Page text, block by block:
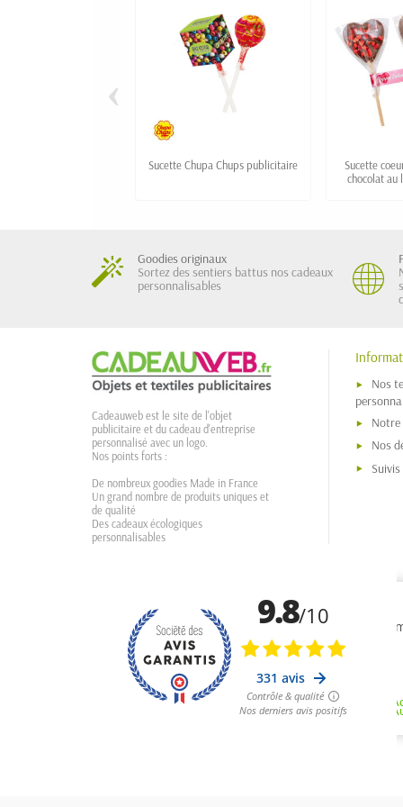
Sucette Chupa Chups publicitaire
Sucette
chocolat au
‹
Goodies originaux
Sortez des sentiers battus nos cadeaux
personnalisables
Cadeauweb est le site de l'objet
publicitaire et du cadeau d'entreprise
personnalisé avec un logo.
Nos points forts :
De nombreux goodies Made in France
Un grand nombre de produits uniques et
de qualité
Des cadeaux écologiques
personnalisables
Nos
Notre
Nos